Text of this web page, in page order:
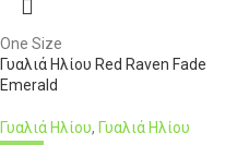
One Size
Γυαλιά Ηλίου Red Raven Fade
Emerald
Γυαλιά Ηλίου, Γυαλιά Ηλίου